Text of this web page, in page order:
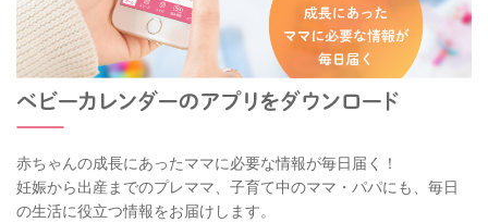
赤ちゃんの成長にあったママに必要な情報が毎日届く！
妊娠から出産までのプレママ、子育て中のママ・パパにも、毎日
の生活に役立つ情報をお届けします。